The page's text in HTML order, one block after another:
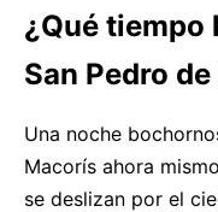
¿Qué tiempo
San Pedro
Una noche
Macorís ahora
se deslizan por el